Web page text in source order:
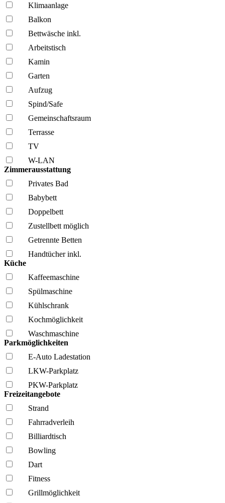
Klima­anlage
Balkon
Bettwäsche inkl.
Arbeitstisch
Kamin
Garten
Aufzug
Spind/Safe
Gemeinschafts­raum
Terrasse
TV
W-LAN
Zimmerausstattung
Privates Bad
Babybett
Doppelbett
Zustellbett möglich
Getrennte Betten
Handtücher inkl.
Küche
Kaffee­maschine
Spül­maschine
Kühl­schrank
Kochmöglich­keit
Wasch­maschine
Parkmöglichkeiten
E-Auto Ladestation
LKW-Parkplatz
PKW-Parkplatz
Freizeitangebote
Strand
Fahrrad­verleih
Billiardtisch
Bowling
Dart
Fitness
Grillmöglich­keit